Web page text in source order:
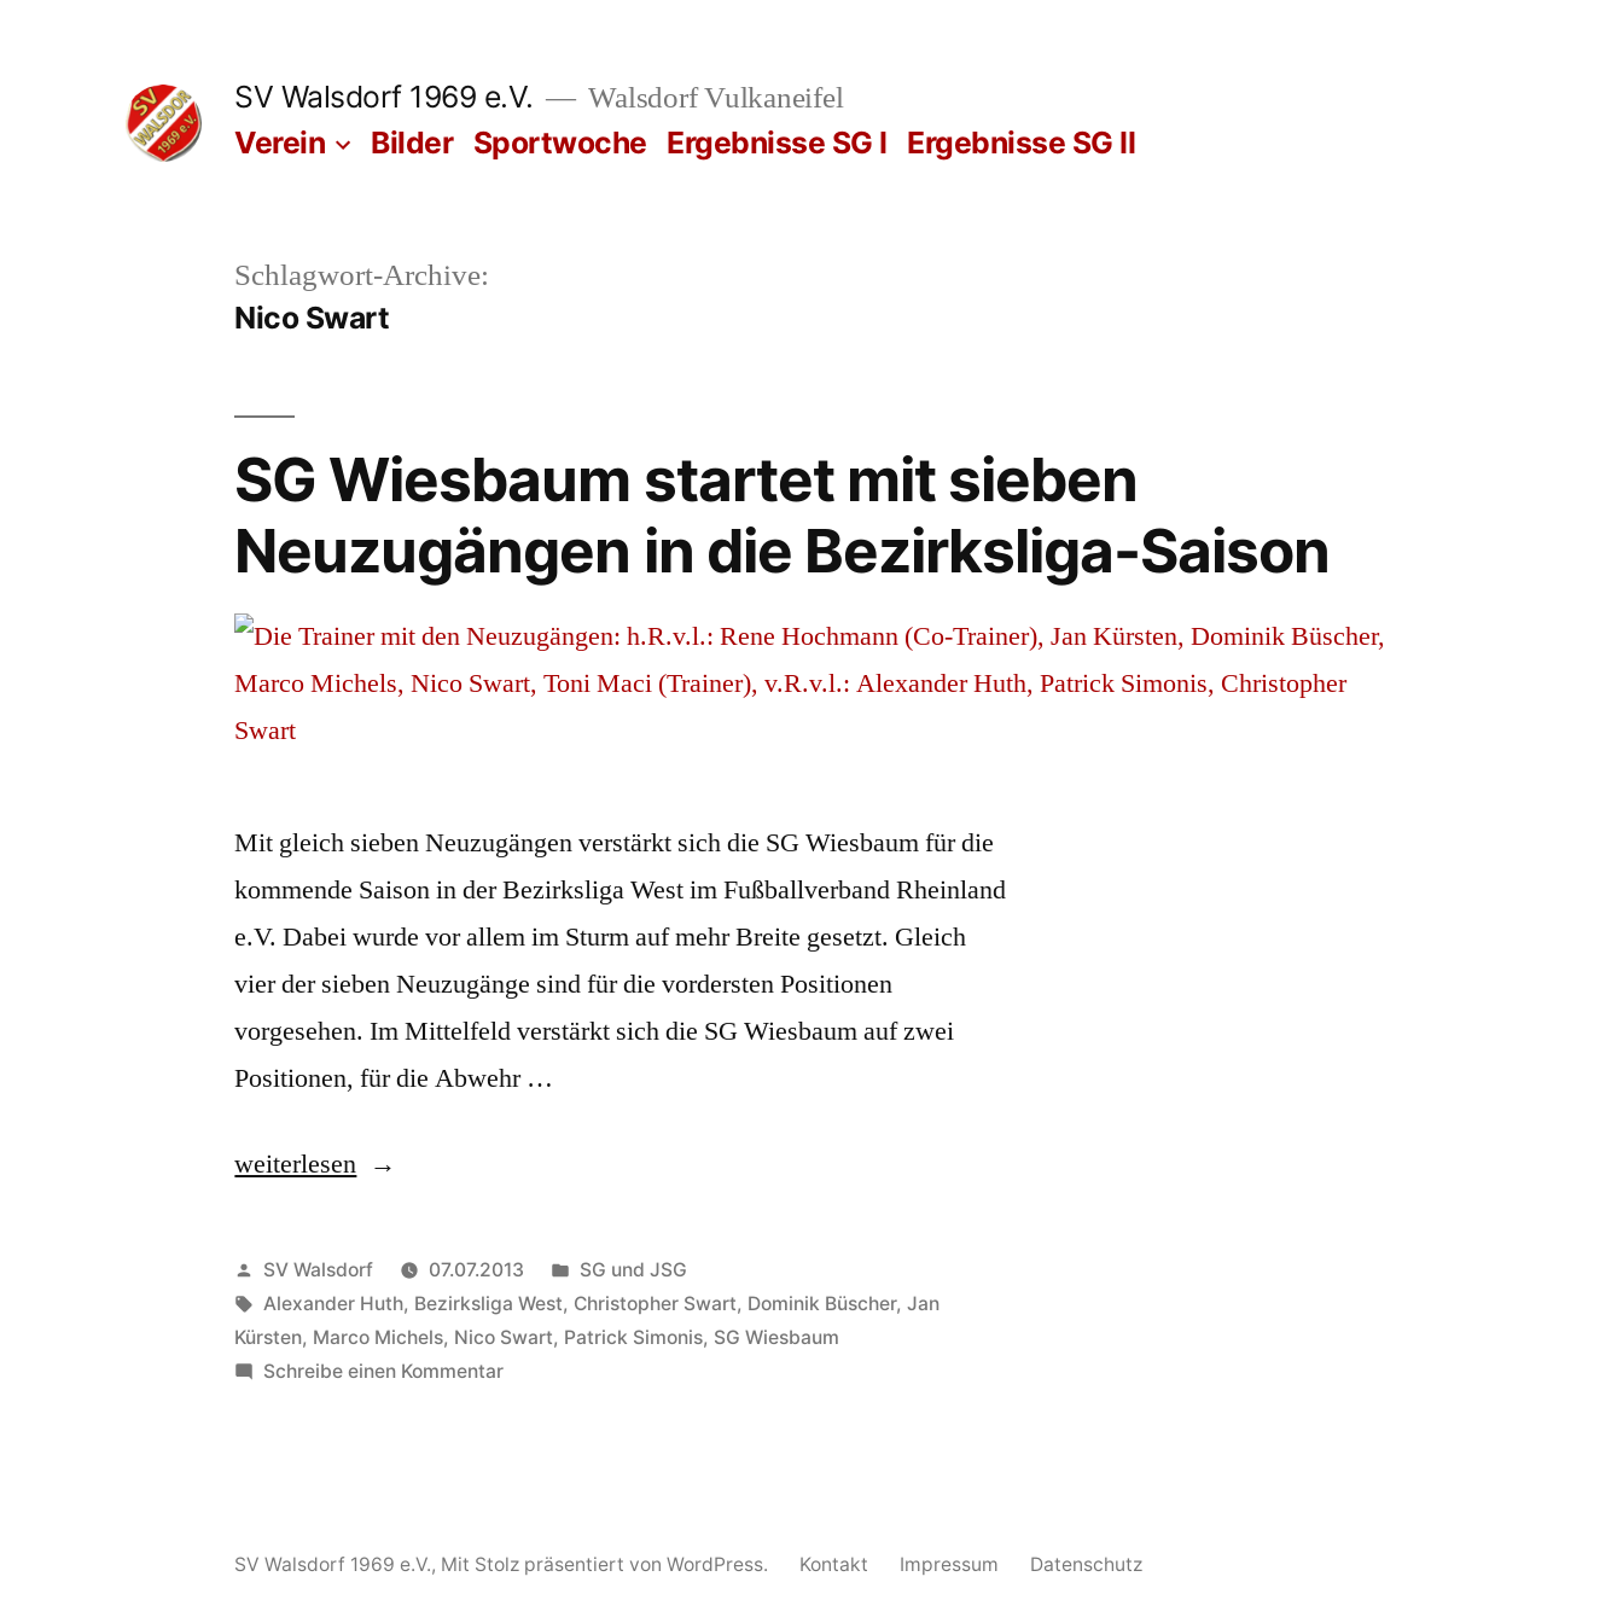
SV Walsdorf 1969 e.V. Walsdorf Vulkaneifel
Verein Bilder Sportwoche Ergebnisse SG I Ergebnisse SG II
Schlagwort-Archive:
Nico Swart
SG Wiesbaum startet mit sieben
Neuzugängen in die Bezirksliga-Saison
Mit gleich sieben Neuzugängen verstärkt sich die SG Wiesbaum für die
kommende Saison in der Bezirksliga West im Fußballverband Rheinland
e.V. Dabei wurde vor allem im Sturm auf mehr Breite gesetzt. Gleich
vier der sieben Neuzugänge sind für die vordersten Positionen
vorgesehen. Im Mittelfeld verstärkt sich die SG Wiesbaum auf zwei
Positionen, für die Abwehr …
„SG
startet
mit
sieben
weiterlesen
Veröffentlicht
von
SV Walsdorf 07.07.2013
Veröffentlicht
in
SG und JSG
Schlagwörter:
Alexander Huth, Bezirksliga West, Christopher Swart, Dominik Büscher,Jan
Kürsten, Marco Michels, Nico Swart, Patrick Simonis, SG Wiesbaum
Schreibe einen Kommentarzu
Neuzugängen
SV Walsdorf 1969 e.V., Mit Stolz präsentiert von WordPress. Kontakt Impressum Datenschutz